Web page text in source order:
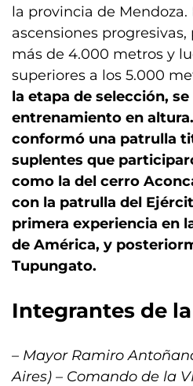
la provincia de
ascensiones
más de 4.000 metros y
superiores a los 5.000
la etapa de selección,
entrenamiento en
conformó una patrulla
suplentes que
como la del cerro
con la patrulla del
primera experiencia en
de América, y
Tupungato.
Integrantes de
– Mayor Ramiro
Aires) – Comando de la